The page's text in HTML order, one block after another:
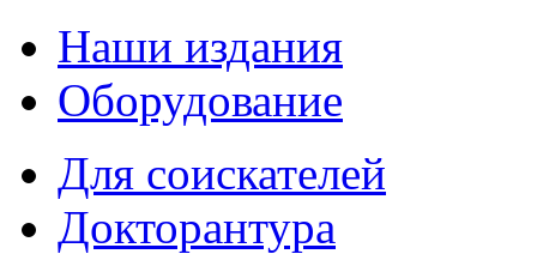
Наши издания
Оборудование
Для соискателей
Докторантура